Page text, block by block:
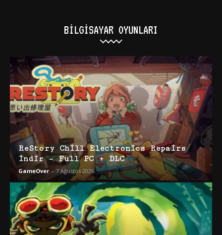
BILGISAYAR OYUNLARI
ReStory Chill Electronics Repairs
İndir – Full PC + DLC
GameOver - 7 Ağustos 2026